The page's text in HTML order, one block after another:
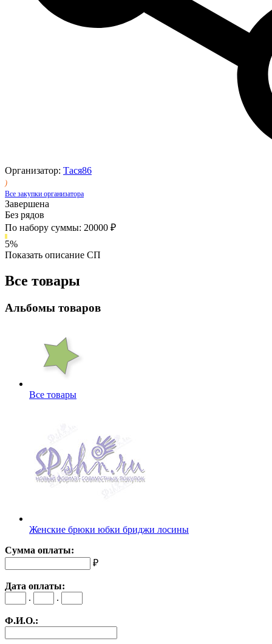
Организатор: Тася86
)
Все закупки организатора
Завершена
Без рядов
По набору суммы: 20000 ₽
5%
Показать описание СП
Все товары
Альбомы товаров
Все товары
Женские брюки юбки бриджи лосины
Сумма оплаты:
₽
Дата оплаты:
.
.
Ф.И.О.: